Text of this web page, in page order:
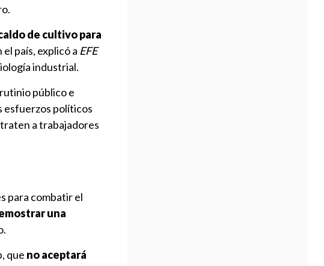
de cultivo para
el país, explicó a EFE
industrial.
público e
esfuerzos políticos
a trabajadores
para combatir el
una
que no aceptará